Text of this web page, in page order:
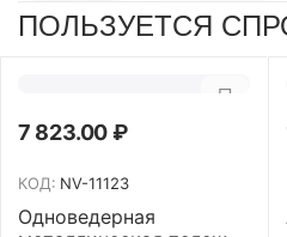
ПОЛЬЗУЕТСЯ
7 823.00₽
КОД: NV-11123
Одноведерная